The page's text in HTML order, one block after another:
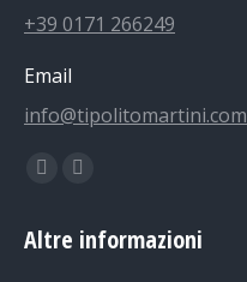
+39 0171 266249
Email
info@tipolitomartini.com
Find us on:
opensopens
Altre informazioni